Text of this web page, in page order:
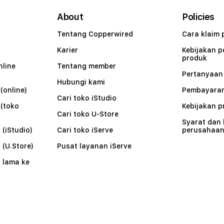
lama ke
About
Tentang Copperwired
Karier
Tentang member
Hubungi kami
Cari toko iStudio
Cari toko U-Store
Cari toko iServe
Pusat layanan iServe
Policies
Cara klaim
Kebijakan
produk
Pertanyaan
Kebijakan
Syarat dan
perusahaan